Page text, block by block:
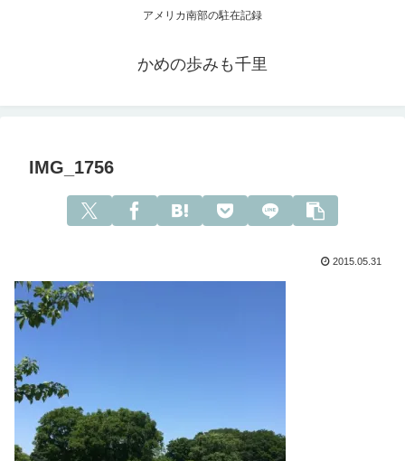
アメリカ南部の駐在記録
かめの歩みも千里
IMG_1756
2015.05.31